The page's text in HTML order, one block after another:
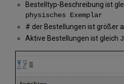
Bestelltyp-Beschreibung ist
physisches Exemplar
# der Bestellungen ist größer
Aktive Bestellungen ist gleich